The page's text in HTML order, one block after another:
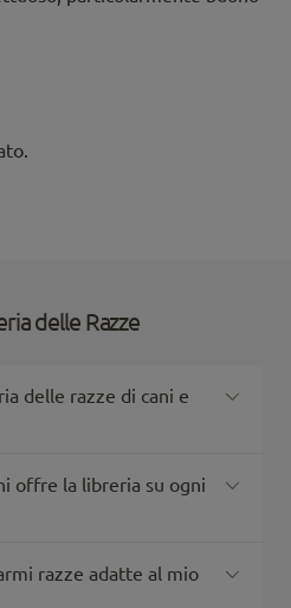
delle Razze
delle razze di cani e
offre la libreria su ogni
razze adatte al mio